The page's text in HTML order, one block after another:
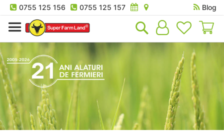
0755 125 156 0755 125 157
Blog